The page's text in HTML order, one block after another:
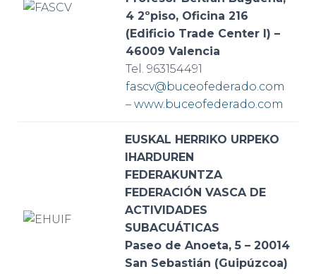
4 2ºpiso, Oficina 216
(Edificio Trade Center I) –
46009 Valencia
Tel. 963154491
fascv@buceofederado.com
– www.buceofederado.com
EUSKAL HERRIKO URPEKO
IHARDUREN
FEDERAKUNTZA
FEDERACIÓN VASCA DE
ACTIVIDADES
SUBACUÁTICAS
Paseo de Anoeta, 5 – 20014
San Sebastián (Guipúzcoa)